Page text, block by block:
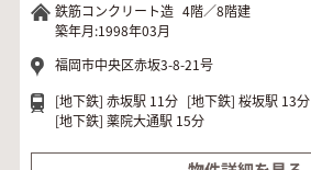
鉄筋コンクリート造 4階／8階建
築年月:1998年03月
福岡市中央区赤坂3-8-21号
[地下鉄] 赤坂駅 11分 [地下鉄] 桜坂駅 13分
[地下鉄] 薬院大通駅 15分